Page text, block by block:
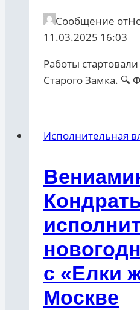
Сообщение от
11.03.2025 16:03
Работы
Старого Замка. 🔍
Исполнительная
с «Елки
Москве